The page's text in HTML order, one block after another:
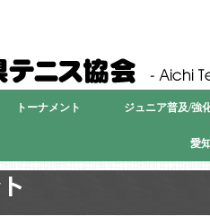
トーナメント ジュニア普及/強
愛